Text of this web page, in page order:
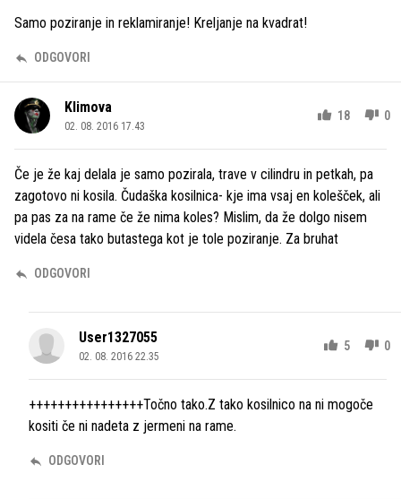
Samo poziranje in reklamiranje! Kreljanje na kvadrat!
ODGOVORI
Klimova
02. 08. 2016 17.43
18 0
Če je že kaj delala je samo pozirala, trave v cilindru in petkah, pa
zagotovo ni kosila. Čudaška kosilnica- kje ima vsaj en kolešček, ali
pa pas za na rame če že nima koles? Mislim, da že dolgo nisem
videla česa tako butastega kot je tole poziranje. Za bruhat
ODGOVORI
User1327055
02. 08. 2016 22.35
5 0
++++++++++++++++Točno tako.Z tako kosilnico na ni mogoče
kositi če ni nadeta z jermeni na rame.
ODGOVORI